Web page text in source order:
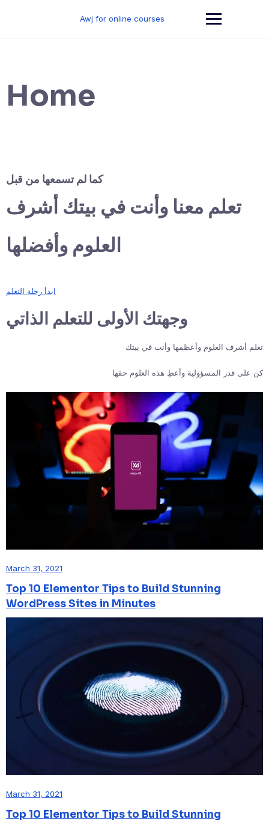
Awj for online courses
Home
كما لم تسمعها من قبل
تعلم معنا وأنت في بيتك أشرف
العلوم وأفضلها
ابدأ رحلة التعلم
وجهتك الأولى للتعلم الذاتي
تعلم أشرف العلوم وأعظمها وأنت في بيتك
كن على قدر المسؤولية وأعطِ هذه العلوم حقها
March 31, 2021
Top 10 Elementor Tips to Build Stunning
WordPress Sites in Minutes
March 31, 2021
Top 10 Elementor Tips to Build Stunning